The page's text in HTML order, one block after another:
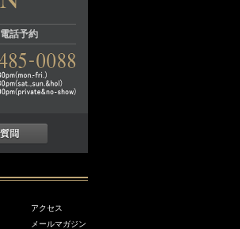
電話予約
アクセス
メールマガジン